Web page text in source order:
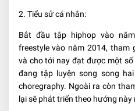
2. Tiểu sử cá nhân:
Bắt đầu tập hiphop vào
freestyle vào năm 2014, tham
và cho tới nay đạt được một
đang tập luyện song song
choregraphy. Ngoài ra còn
lại sẽ phát triển theo hướng này